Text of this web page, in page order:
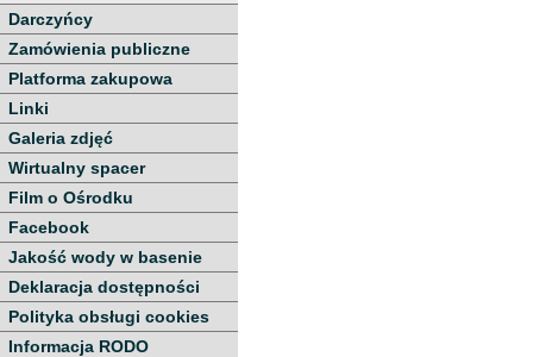
Darczyńcy
Zamówienia publiczne
Platforma zakupowa
Linki
Galeria zdjęć
Wirtualny spacer
Film o Ośrodku
Facebook
Jakość wody w basenie
Deklaracja dostępności
Polityka obsługi cookies
Informacja RODO